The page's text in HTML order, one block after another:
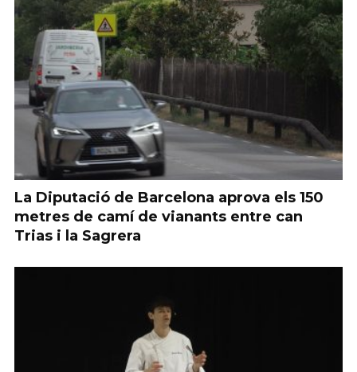
La Diputació de Barcelona aprova els 150
metres de camí de vianants entre can
Trias i la Sagrera